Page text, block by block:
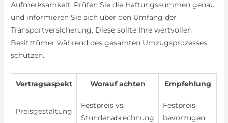
Aufmerksamkeit. Prüfen Sie die Haftungssummen genau
und informieren Sie sich über den Umfang der
Transportversicherung. Diese sollte Ihre wertvollen
Besitztümer während des gesamten Umzugsprozesses
schützen.
Vertragsaspekt Worauf achten Empfehlung
Preisgestaltung
Festpreis vs.
Stundenabrechnung
Festpreis
bevorzugen